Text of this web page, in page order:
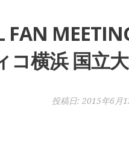
コ横浜 国立
投稿日: 2015年6月